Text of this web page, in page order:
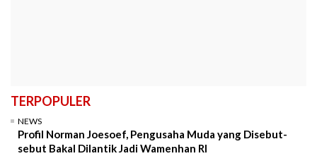
TERPOPULER
NEWS
Profil Norman Joesoef, Pengusaha Muda yang Disebut-
sebut Bakal Dilantik Jadi Wamenhan RI